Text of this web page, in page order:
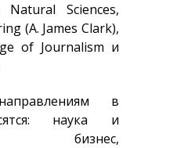
Natural Sciences,
(A. James Clark),
of Journalism и
в
наука и
бизнес,